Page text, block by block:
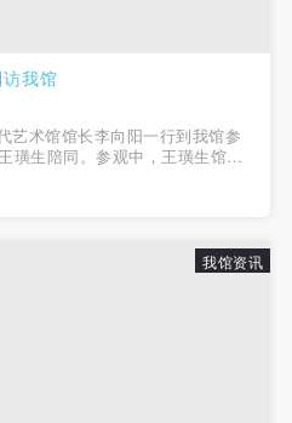
我馆
艺术馆馆长李向阳一行到我馆参
璜生陪同。参观中，王璜生馆长
施进行了全面的介绍，同时与
期待在未来会有更好的合作。 袁
我馆资讯